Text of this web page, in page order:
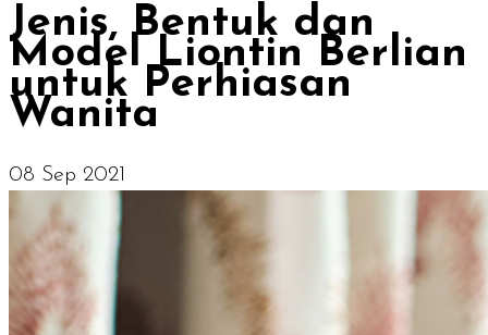
Jenis, Bentuk dan
Model Liontin Berlian
untuk Perhiasan
Wanita
08 Sep 2021